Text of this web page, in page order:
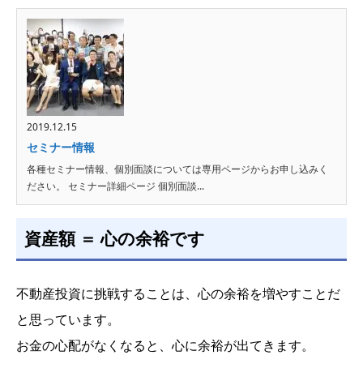
2019.12.15
セミナー情報
各種セミナー情報、個別面談については専用ページからお申し込みく
ださい。 セミナー詳細ページ 個別面談...
資産額 ＝ 心の余裕です
不動産投資に挑戦することは、心の余裕を増やすことだ
と思っています。
お金の心配がなくなると、心に余裕が出てきます。